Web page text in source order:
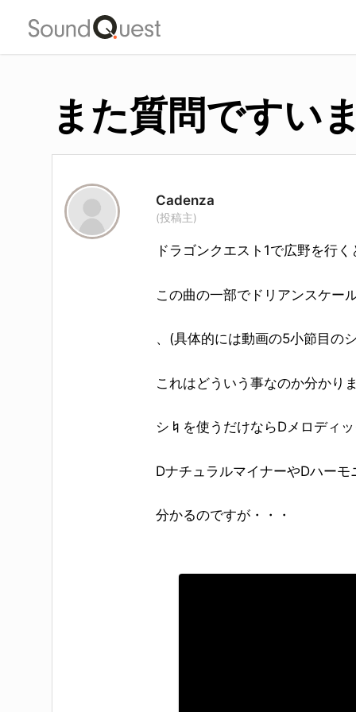
エンターキーで検索、もしくはESCキーで
また質問ですい
Cadenza
(投稿主)
ドラゴンクエスト1で広野を行
この曲の一部でドリアンスケー
、(具体的には動画の5小節目の
これはどういう事なのか分かり
シ♮を使うだけならDメロディ
DナチュラルマイナーやDハーモ
分かるのですが・・・